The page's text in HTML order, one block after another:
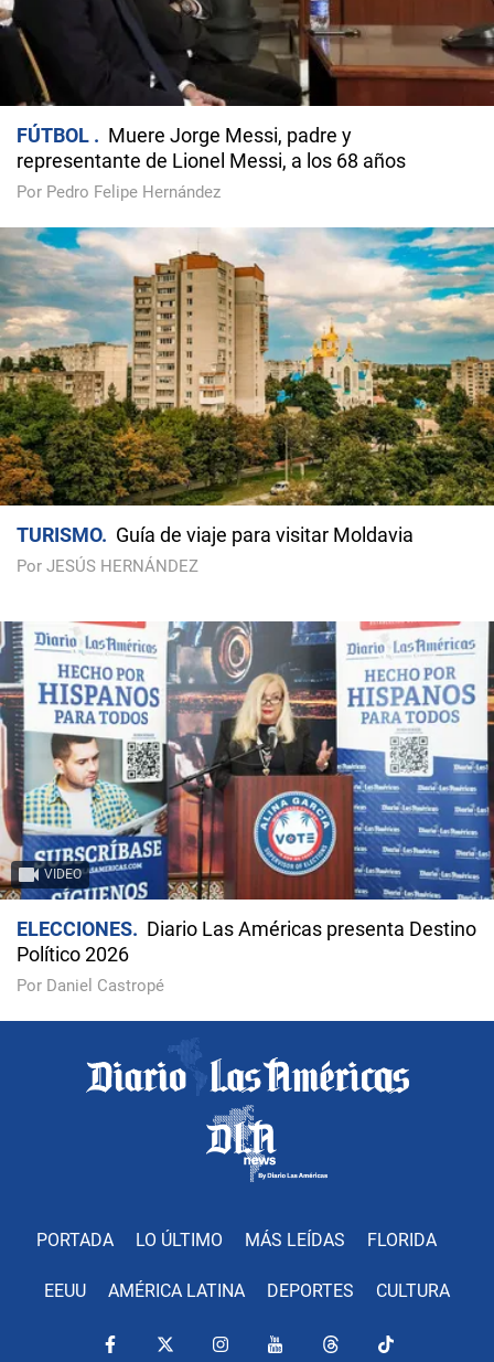
FÚTBOL
Muere Jorge Messi, padre y
representante de Lionel Messi, a los 68 años
Por Pedro Felipe Hernández
TURISMO Guía de viaje para visitar Moldavia
Por JESÚS HERNÁNDEZ
VIDEO
ELECCIONES
Diario Las Américas presenta Destino
Político 2026
Por Daniel Castropé
PORTADA LO ÚLTIMO MÁS LEÍDAS FLORIDA
EEUU AMÉRICA LATINA DEPORTES CULTURA